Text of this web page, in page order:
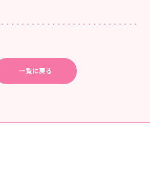
一覧に戻る